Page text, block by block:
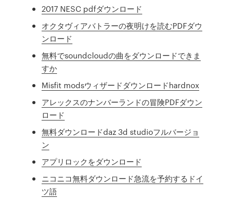
2017 NESC pdfダウンロード
オクタヴィアバトラーの夜明けを読むPDFダウ
ンロード
無料でsoundcloudの曲をダウンロードできま
すか
Misfit modsウィザードダウンロードhardnox
アレックスのナンバーランドの冒険PDFダウン
ロード
無料ダウンロードdaz 3d studioフルバージョ
ン
アプリロックをダウンロード
ニコニコ無料ダウンロード急流を予約するドイ
ツ語